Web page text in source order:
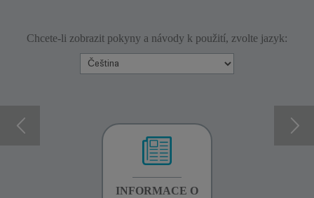
Chcete-li zobrazit pokyny a návody k použití, zvolte jazyk:
INFORMACE O